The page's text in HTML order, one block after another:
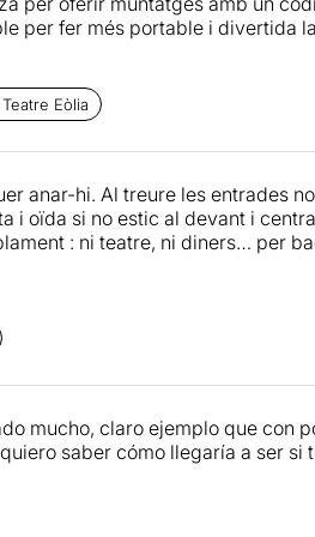
per fer més portable i divertida
por i contacta amb
paròdia sobre la crisi
sigui un repte impossible.
una realitat preocupant,
perfecte entre denúncia i
Eòlia
anar-hi. Al treure les entrades
i oïda si no estic al devant i
: ni teatre, ni diners… per
mucho, claro ejemplo que con
saber cómo llegaría a ser si